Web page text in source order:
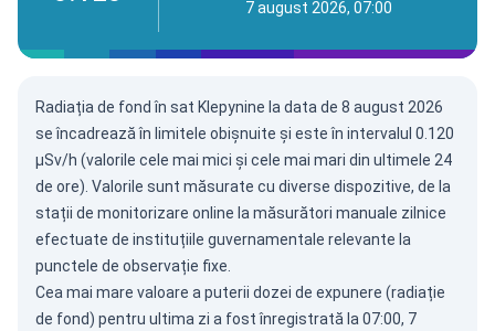
7 august 2026, 07:00
Radiația de fond în sat Klepynine la data de 8 august 2026
se încadrează în limitele obișnuite și este în intervalul 0.120
µSv/h (valorile cele mai mici și cele mai mari din ultimele 24
de ore). Valorile sunt măsurate cu diverse dispozitive, de la
stații de monitorizare online la măsurători manuale zilnice
efectuate de instituțiile guvernamentale relevante la
punctele de observație fixe.
Cea mai mare valoare a puterii dozei de expunere (radiație
de fond) pentru ultima zi a fost înregistrată la 07:00, 7